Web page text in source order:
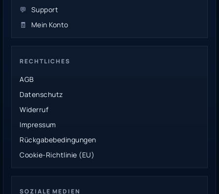
💬 Support
🧾
Mein Konto
RECHTLICHES
AGB
Datenschutz
Widerruf
Impressum
Rückgabebedingungen
Cookie-Richtlinie (EU)
SOZIALE MEDIEN